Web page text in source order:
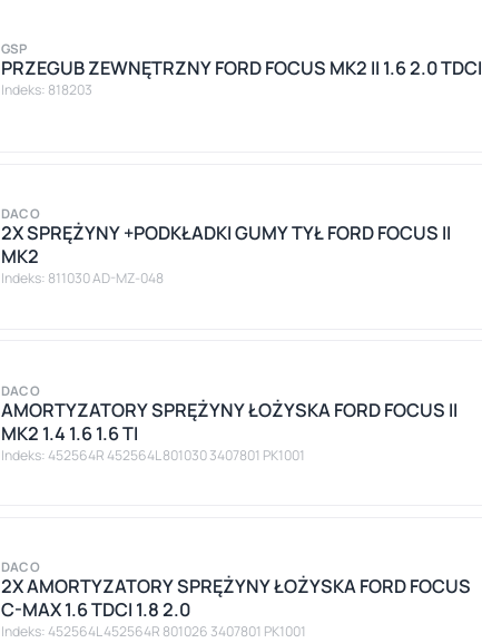
GSP
PRZEGUB ZEWNĘTRZNY FORD FOCUS MK2 II 1.6 2.0 TDCI
Indeks: 818203
DACO
2X SPRĘŻYNY +PODKŁADKI GUMY TYŁ FORD FOCUS II
MK2
Indeks: 811030 AD-MZ-048
DACO
AMORTYZATORY SPRĘŻYNY ŁOŻYSKA FORD FOCUS II
MK2 1.4 1.6 1.6 TI
Indeks: 452564R 452564L 801030 3407801 PK1001
DACO
2X AMORTYZATORY SPRĘŻYNY ŁOŻYSKA FORD FOCUS
C-MAX 1.6 TDCI 1.8 2.0
Indeks: 452564L 452564R 801026 3407801 PK1001